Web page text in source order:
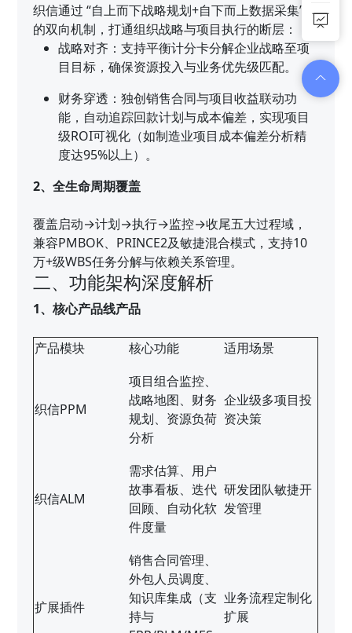
织信通过 “自上而下战略规划+自下而上数据采集”
的双向机制，打通组织战略与项目执行的断层：
战略对齐：支持平衡计分卡分解企业战略至项
目目标，确保资源投入与业务优先级匹配。
财务穿透：独创销售合同与项目收益联动功
能，自动追踪回款计划与成本偏差，实现项目
级ROI可视化（如制造业项目成本偏差分析精
度达95%以上）。
2、全生命周期覆盖
覆盖启动→计划→执行→监控→收尾五大过程域，
兼容PMBOK、PRINCE2及敏捷混合模式，支持10
万+级WBS任务分解与依赖关系管理。
二、功能架构深度解析
1、核心产品线产品
产品模块 核心功能 适用场景
织信PPM
项目组合监控、
战略地图、财务
规划、资源负荷
分析
企业级多项目投
资决策
织信ALM
需求估算、用户
故事看板、迭代
回顾、自动化软
件度量
研发团队敏捷开
发管理
扩展插件
销售合同管理、
外包人员调度、
知识库集成（支
持与
业务流程定制化
扩展